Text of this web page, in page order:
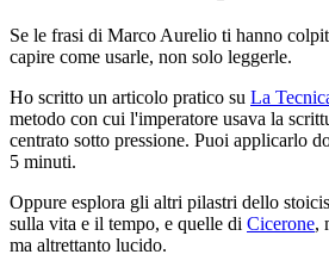
Se le frasi di Marco Aurelio ti hanno
capire come usarle, non solo leggerle.
Ho scritto un articolo pratico su La
metodo con cui l'imperatore usava la
centrato sotto pressione. Puoi applicarlo
5 minuti.
Oppure esplora gli altri pilastri dello
sulla vita e il tempo, e quelle di Cicerone,
ma altrettanto lucido.